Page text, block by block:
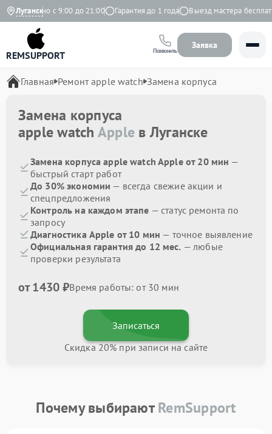
Луганск
Ежедневно с 9:00 до 21:00 Гарантия до 1 года Выезд мастера
REMSUPPORT Позвонить
Заявка
Главная Ремонт apple watch Замена корпуса
Замена корпуса
apple watch Apple в Луганске
Замена корпуса apple watch Apple от 20 мин —
быстрый старт работ
До 30% экономии — всегда свежие акции и
спецпредложения
Контроль на каждом этапе — статус ремонта по
запросу
Диагностика Apple от 10 мин — точное выявление
Официальная гарантия до 12 мес. — любые
проверки результата
от 1430 ₽Время работы: от 30 мин
Записаться
Скидка 20% при записи на сайте
Почему выбираютRemSupport